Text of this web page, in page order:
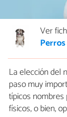
Ver
Perros
La elección del
paso muy
típicos
físicos, o bien,